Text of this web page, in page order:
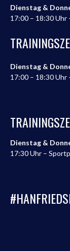
Dienstag &
17:00 – 18:30 Uhr
Dienstag &
17:00 – 18:30 Uhr
Dienstag &
17:30 Uhr –